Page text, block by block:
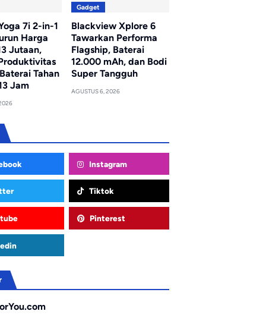
7i 2-in-1
Harga
Jutaan,
Tahan
Jam
Gadget
Blackview Xplore 6
Tawarkan Performa
Flagship, Baterai
12.000 mAh, dan Bodi
Super Tangguh
AGUSTUS 6, 2026
Instagram
Tiktok
Pinterest